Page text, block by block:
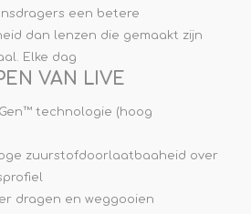
een betere
dan lenzen die gemaakt zijn
Elke dag
VAN LIVE
technologie (hoog
zuurstofdoorlaatbaaheid over
dragen en weggooien